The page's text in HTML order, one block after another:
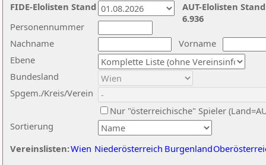
Nachname
Vorname
Ebene
Sortierung
Personennummer
Bundesland
Spgem./Kreis/Verein
Nur "österreichische" Spieler
Vereinslisten:Wien Niederösterreich Burgenland
AUT-Elolisten
6.936
FIDE-Elolisten Stand